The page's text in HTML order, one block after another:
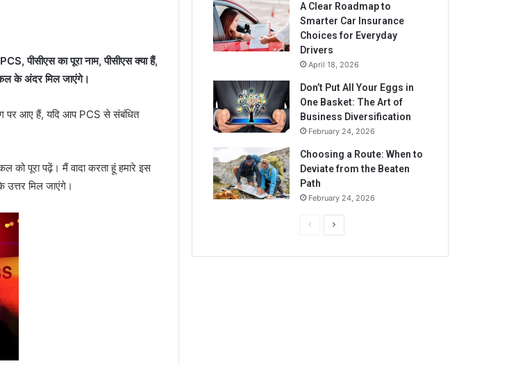
का पूरा नाम, पीसीएस क्या हैं,
के अंदर मिल जाएंगे।
पर आए हैं, यदि आप PCS से संबंधित
को पूरा पढ़ें। मैं वादा करता हूं हमारे इस
मिल जाएंगे।
A Clear Roadmap to
Smarter Car Insurance
Choices for Everyday
Drivers
April 18, 2026
Don’t Put All Your Eggs in
One Basket: The Art of
Business Diversification
February 24, 2026
Choosing a Route: When to
Deviate from the Beaten
Path
February 24, 2026
PreviousNext